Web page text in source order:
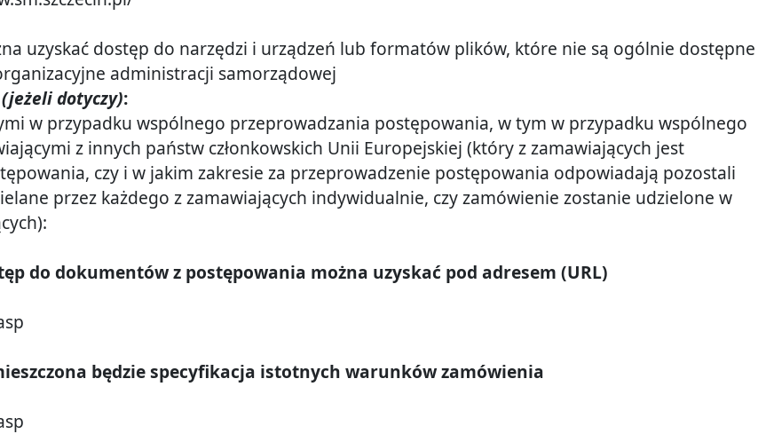
uzyskać dostęp do narzędzi i urządzeń lub formatów plików, które nie są ogólnie dostępne
administracji samorządowej
(jeżeli dotyczy):
w przypadku wspólnego przeprowadzania postępowania, w tym w przypadku wspólnego
z innych państw członkowskich Unii Europejskiej (który z zamawiających jest
czy i w jakim zakresie za przeprowadzenie postępowania odpowiadają pozostali
przez każdego z zamawiających indywidualnie, czy zamówienie zostanie udzielone w
do dokumentów z postępowania można uzyskać pod adresem (URL)
będzie specyfikacja istotnych warunków zamówienia